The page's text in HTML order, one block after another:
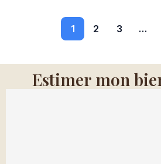
1 2 3 …
Estimer mon